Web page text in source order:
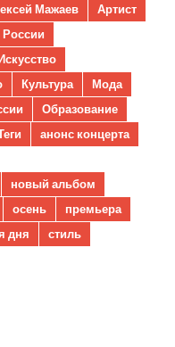
Мажаев
Артист
России
Культура
Мода
Образование
анонс концерта
новый альбом
осень
премьера
дня
стиль